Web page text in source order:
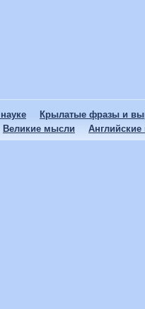
Крылатые фразы и
Великие мысли